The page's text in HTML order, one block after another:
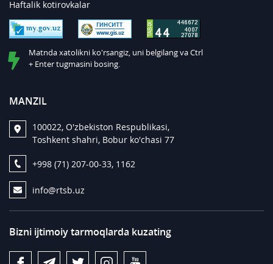
Haftalik kotirovkalar
Matnda xatolikni ko'rsangiz, uni belgilang va Ctrl
+ Enter tugmasini bosing.
MANZIL
100022, O'zbekiston Respublikasi,
Toshkent shahri, Bobur ko'chasi 77
+998 (71) 207-00-33, 1162
info@rtsb.uz
Bizni ijtimoiy tarmoqlarda kuzating